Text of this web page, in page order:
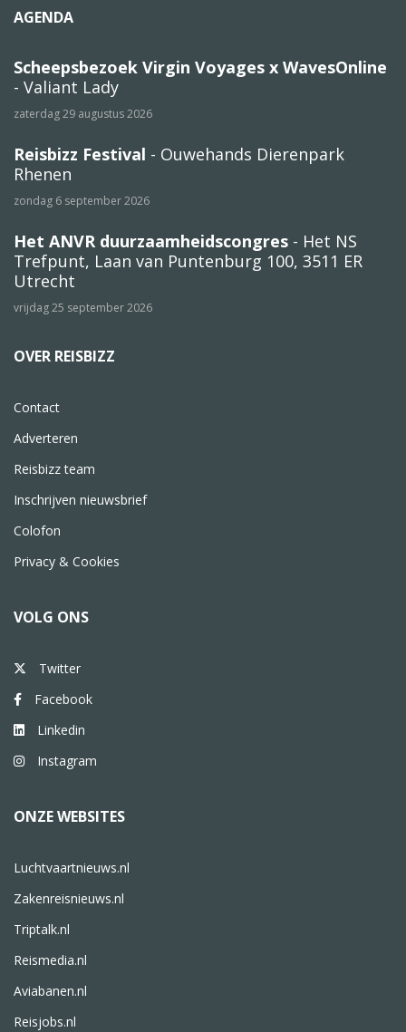
AGENDA
Scheepsbezoek Virgin Voyages x WavesOnline
- Valiant Lady
zaterdag 29 augustus 2026
Reisbizz Festival - Ouwehands Dierenpark
Rhenen
zondag 6 september 2026
Het ANVR duurzaamheidscongres - Het NS
Trefpunt, Laan van Puntenburg 100, 3511 ER
Utrecht
vrijdag 25 september 2026
OVER REISBIZZ
Contact
Adverteren
Reisbizz team
Inschrijven nieuwsbrief
Colofon
Privacy & Cookies
VOLG ONS
Twitter
Facebook
Linkedin
Instagram
ONZE WEBSITES
Luchtvaartnieuws.nl
Zakenreisnieuws.nl
Triptalk.nl
Reismedia.nl
Aviabanen.nl
Reisjobs.nl